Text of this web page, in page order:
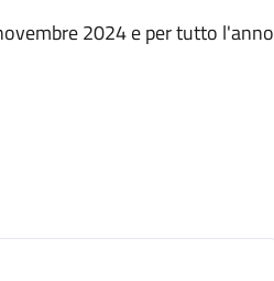
2024 e per tutto l'anno